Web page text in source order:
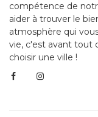
compétence de
aider à trouver le
atmosphère qui
vie, c'est avant tout
choisir une ville !